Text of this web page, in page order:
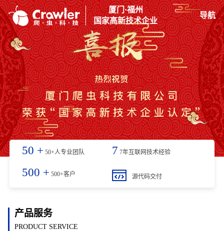
厦门·福州
国家高新技术企业
导航
50 + 50+人专业团队 7 7年互联网技术经验
500 + 500+客户 源代码交付
产品服务
PRODUCT SERVICE